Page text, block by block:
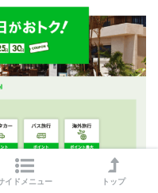
イドメニュー トップ